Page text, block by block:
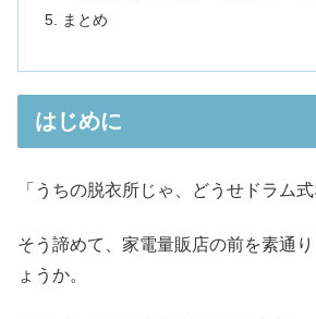
まとめ
はじめに
「うちの脱衣所じゃ、どうせドラム
そう諦めて、家電量販店の前を素通
ょうか。